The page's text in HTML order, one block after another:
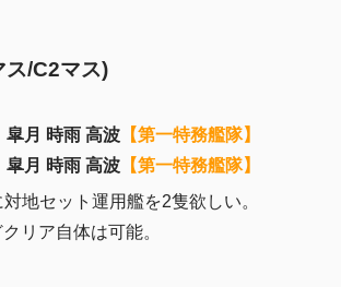
ス/C2マス)
皐月 時雨 高波【第一特務艦隊】
皐月 時雨 高波【第一特務艦隊】
地セット運用艦を2隻欲しい。
リア自体は可能。